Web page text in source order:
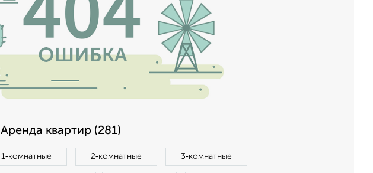
Аренда квартир (281)
1‑комнатные 2‑комнатные 3‑комнатные